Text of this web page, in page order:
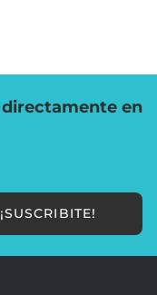
directamente en
¡SUSCRIBITE!